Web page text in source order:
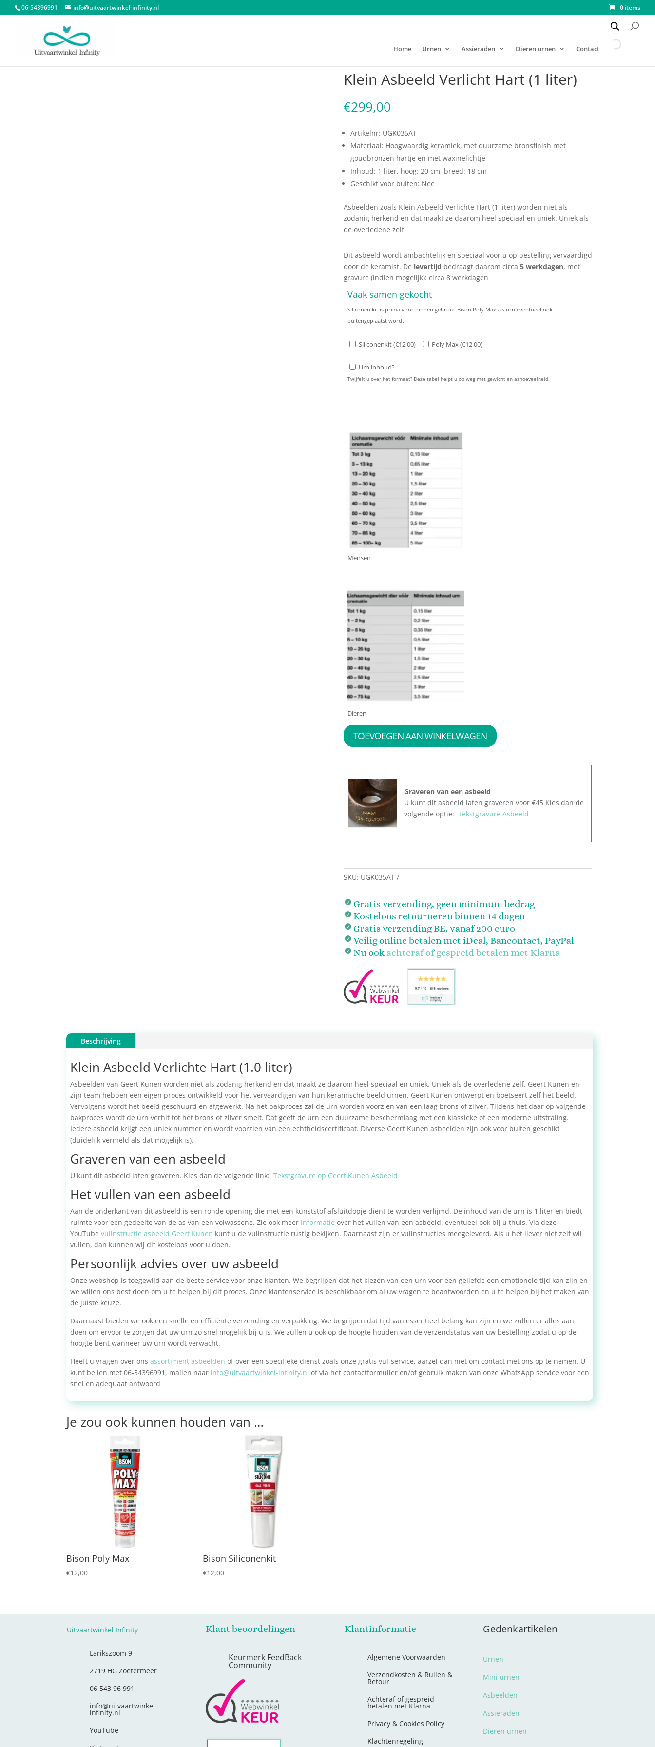
06-54396991 info@uitvaartwinkel-infinity.nl 0 items
Home Urnen Assieraden Dieren urnen Contact
Klein Asbeeld Verlicht Hart (1 liter)
€299,00
Artikelnr: UGK035AT
Materiaal: Hoogwaardig keramiek, met duurzame bronsfinish met
goudbronzen hartje en met waxinelichtje
Inhoud: 1 liter, hoog: 20 cm, breed: 18 cm
Geschikt voor buiten: Nee
Asbeelden zoals Klein Asbeeld Verlichte Hart (1 liter) worden niet als
zodanig herkend en dat maakt ze daarom heel speciaal en uniek. Uniek als
de overledene zelf.
Dit asbeeld wordt ambachtelijk en speciaal voor u op bestelling vervaardigd
door de keramist. De levertijd bedraagt daarom circa5 werkdagen, met
gravure (indien mogelijk): circa 8 werkdagen
Vaak samen gekocht
Siliconen kit is prima voor binnen gebruik. Bison Poly Max als urn eventueel ook
buitengeplaatst wordt
Siliconenkit (€12,00) Poly Max (€12,00)
Urn inhoud?
Twijfelt u over het formaat? Deze tabel helpt u op weg met gewicht en ashoeveelheid.
Mensen
Dieren
TOEVOEGEN AAN WINKELWAGEN
Graveren van een asbeeld
U kunt dit asbeeld laten graveren voor €45 Kies dan de
volgende optie:Tekstgravure Asbeeld
SKU: UGK035AT
Gratis verzending, geen minimum bedrag
Kosteloos retourneren binnen 14 dagen
Gratis verzending BE, vanaf 200 euro
Veilig online betalen met iDeal, Bancontact, PayPal
Nu ookachteraf of gespreid betalen met Klarna
Beschrijving
Klein Asbeeld Verlichte Hart (1.0 liter)
Asbeelden van Geert Kunen worden niet als zodanig herkend en dat maakt ze daarom heel speciaal en uniek. Uniek als de overledene zelf. Geert Kunen en
zijn team hebben een eigen proces ontwikkeld voor het vervaardigen van hun keramische beeld urnen. Geert Kunen ontwerpt en boetseert zelf het beeld.
Vervolgens wordt het beeld geschuurd en afgewerkt. Na het bakproces zal de urn worden voorzien van een laag brons of zilver. Tijdens het daar op volgende
bakproces wordt de urn verhit tot het brons of zilver smelt. Dat geeft de urn een duurzame beschermlaag met een klassieke of een moderne uitstraling.
Iedere asbeeld krijgt een uniek nummer en wordt voorzien van een echtheidscertificaat. Diverse Geert Kunen asbeelden zijn ook voor buiten geschikt
(duidelijk vermeld als dat mogelijk is).
Graveren van een asbeeld
U kunt dit asbeeld laten graveren. Kies dan de volgende link: Tekstgravure op Geert Kunen Asbeeld
Het vullen van een asbeeld
Aan de onderkant van dit asbeeld is een ronde opening die met een kunststof afsluitdopje dient te worden verlijmd. De inhoud van de urn is 1 liter en biedt
ruimte voor een gedeelte van de as van een volwassene. Zie ook meer informatie over het vullen van een asbeeld, eventueel ook bij u thuis. Via deze
YouTube vulinstructie asbeeld Geert Kunen kunt u de vulinstructie rustig bekijken. Daarnaast zijn er vulinstructies meegeleverd. Als u het liever niet zelf wil
vullen, dan kunnen wij dit kosteloos voor u doen.
Persoonlijk advies over uw asbeeld
Onze webshop is toegewijd aan de beste service voor onze klanten. We begrijpen dat het kiezen van een urn voor een geliefde een emotionele tijd kan zijn en
we willen ons best doen om u te helpen bij dit proces. Onze klantenservice is beschikbaar om al uw vragen te beantwoorden en u te helpen bij het maken van
de juiste keuze.
Daarnaast bieden we ook een snelle en efficiënte verzending en verpakking. We begrijpen dat tijd van essentieel belang kan zijn en we zullen er alles aan
doen om ervoor te zorgen dat uw urn zo snel mogelijk bij u is. We zullen u ook op de hoogte houden van de verzendstatus van uw bestelling zodat u op de
hoogte bent wanneer uw urn wordt verwacht.
Heeft u vragen over ons assortiment asbeelden of over een specifieke dienst zoals onze gratis vul-service, aarzel dan niet om contact met ons op te nemen. U
kunt bellen met 06-54396991, mailen naar info@uitvaartwinkel-infinity.nl of via het contactformulier en/of gebruik maken van onze WhatsApp service voor een
snel en adequaat antwoord
Je zou ook kunnen houden van …
Bison Poly Max
€12,00
Bison Siliconenkit
€12,00
Uitvaartwinkel Infinity
Larikszoom 9
2719 HG Zoetermeer
06 543 96 991
info@uitvaartwinkel-
infinity.nl
YouTube
Klant beoordelingen
Keurmerk FeedBack
Community
Klantinformatie
Algemene Voorwaarden
Verzendkosten & Ruilen &
Retour
Achteraf of gespreid
betalen met Klarna
Privacy & Cookies Policy
Klachtenregeling
Gedenkartikelen
Urnen
Mini urnen
Asbeelden
Assieraden
Dieren urnen